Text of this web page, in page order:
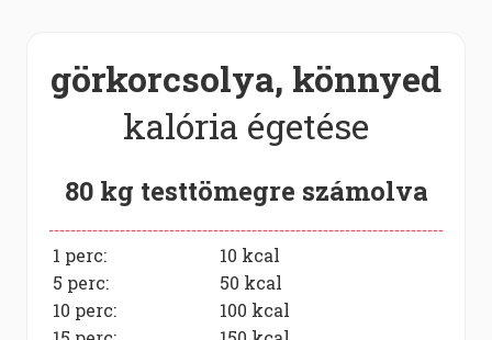
görkorcsolya, könnyed
kalória égetése
80 kg testtömegre számolva
1 perc: 10 kcal
5 perc:
50 kcal
10 perc:
100 kcal